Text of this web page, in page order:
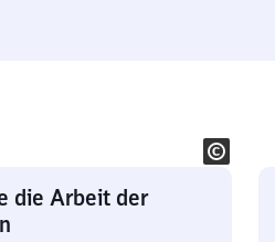
die Arbeit der